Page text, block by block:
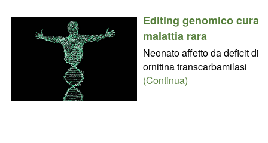
Editing genomico cura
malattia rara
Neonato affetto da deficit di
ornitina transcarbamilasi
(Continua)